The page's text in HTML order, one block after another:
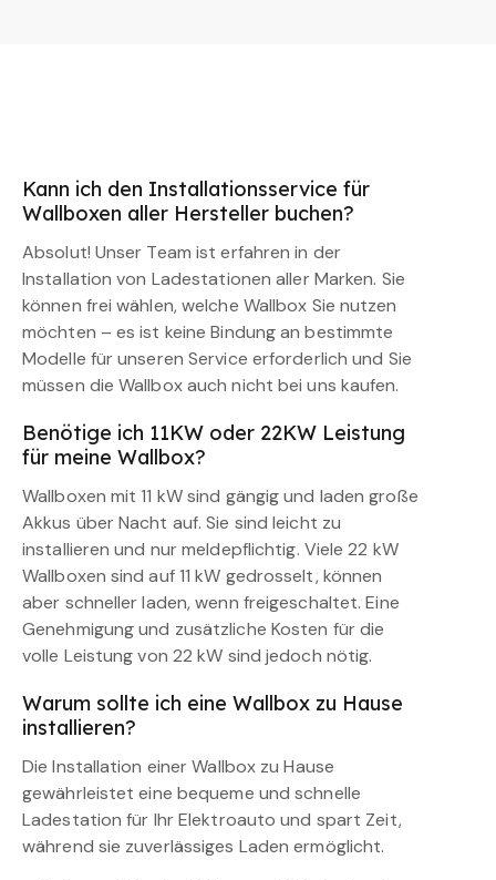
Kann ich den Installationsservice für
Wallboxen aller Hersteller buchen?
Absolut! Unser Team ist erfahren in der
Installation von Ladestationen aller Marken. Sie
können frei wählen, welche Wallbox Sie nutzen
möchten – es ist keine Bindung an bestimmte
Modelle für unseren Service erforderlich und Sie
müssen die Wallbox auch nicht bei uns kaufen.
Benötige ich 11KW oder 22KW Leistung
für meine Wallbox?
Wallboxen mit 11 kW sind gängig und laden große
Akkus über Nacht auf. Sie sind leicht zu
installieren und nur meldepflichtig. Viele 22 kW
Wallboxen sind auf 11 kW gedrosselt, können
aber schneller laden, wenn freigeschaltet. Eine
Genehmigung und zusätzliche Kosten für die
volle Leistung von 22 kW sind jedoch nötig.
Warum sollte ich eine Wallbox zu Hause
installieren?
Die Installation einer Wallbox zu Hause
gewährleistet eine bequeme und schnelle
Ladestation für Ihr Elektroauto und spart Zeit,
während sie zuverlässiges Laden ermöglicht.